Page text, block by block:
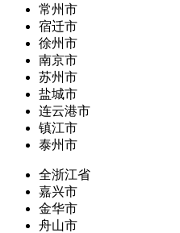
常州市
宿迁市
徐州市
南京市
苏州市
盐城市
连云港市
镇江市
泰州市
全浙江省
嘉兴市
金华市
舟山市